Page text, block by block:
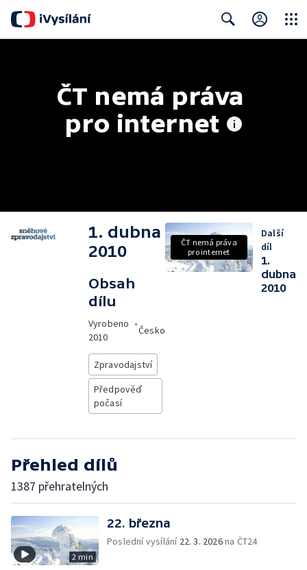
ČT nemá práva
pro internet
1. dubna
2010
Obsah
dílu
Vyrobeno
2010
•
Česko
Zpravodajství
Předpověď
počasí
ČT nemá práva
pro internet
Další
díl
1.
dubna
2010
Přehled dílů
1387 přehratelných
2 min
22. března
Poslední vysílání 22. 3. 2026na ČT24